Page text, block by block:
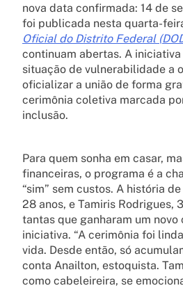
nova data confirmada: 14 de
foi publicada nesta quarta-
Oficial do Distrito Federal
continuam abertas. A
situação de vulnerabilidade a
oficializar a união de forma
cerimônia coletiva marcada
inclusão.
Para quem sonha em casar,
financeiras, o programa é a
“sim” sem custos. A história
28 anos, e Tamiris Rodrigues,
tantas que ganharam um
iniciativa. “A cerimônia foi
vida. Desde então, só
conta Anailton, estoquista.
como cabeleireira, se